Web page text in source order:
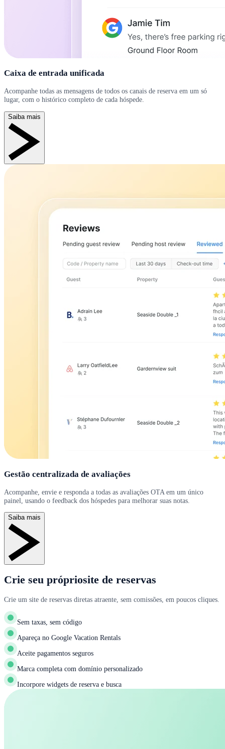
Caixa de entrada unificada
Acompanhe todas as mensagens de todos os canais de reserva em um só
lugar, com o histórico completo de cada hóspede.
Saiba mais
Gestão centralizada de avaliações
Acompanhe, envie e responda a todas as avaliações OTA em um único
painel, usando o feedback dos hóspedes para melhorar suas notas.
Saiba mais
Crie seu própriosite de reservas
Crie um site de reservas diretas atraente, sem comissões, em poucos cliques.
Sem taxas, sem código
Apareça no Google Vacation Rentals
Aceite pagamentos seguros
Marca completa com domínio personalizado
Incorpore widgets de reserva e busca